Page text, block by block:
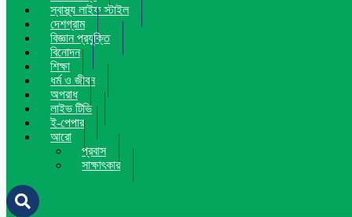
স্বাস্থ্য লাইফ স্টাইল
দেশগ্রাম
বিজ্ঞান প্রযুক্তি
বিনোদন
শিক্ষা
ধর্ম ও জীবন
অপরাধ
লাইভ টিভি
ই-পেপার
আরো
প্রবাস
সাক্ষাৎকার